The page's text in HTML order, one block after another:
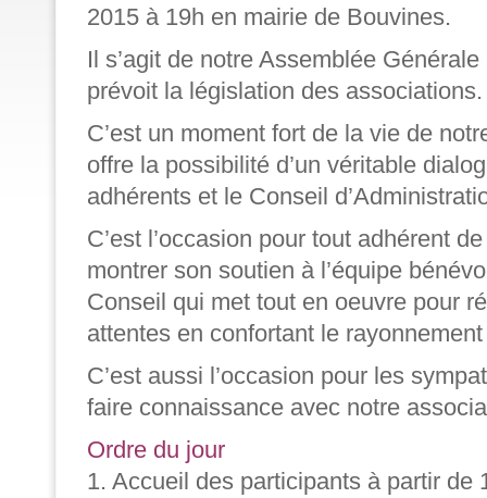
2015 à 19h en mairie de Bouvines.
Il s’agit de notre Assemblée
prévoit la législation des associations.
C’est un moment fort de la vie de
offre la possibilité d’un véritable
adhérents et le Conseil
C’est l’occasion pour tout adhérent
montrer son soutien à l’équipe
Conseil qui met tout en oeuvre pour
attentes en confortant le
C’est aussi l’occasion pour les
faire connaissance avec notre
Ordre du jour
1. Accueil des participants à partir de